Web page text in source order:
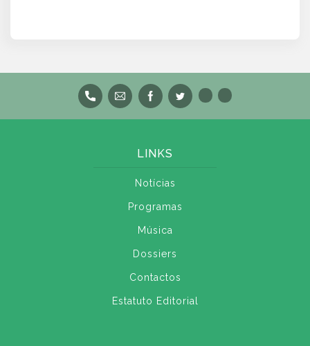
LINKS
Notícias
Programas
Música
Dossiers
Contactos
Estatuto Editorial